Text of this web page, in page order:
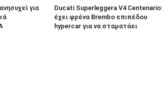
για
Ducati Superleggera V4 Centenario:
έχει φρένα Brembo επιπέδου
hypercar για να σταματάει